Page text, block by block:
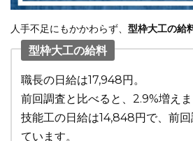
人手不足にもかかわらず、 型枠大工の給
型枠大工の給料
職長の日給は17,948円。
前回調査と比べると、2.9%増えま
技能工の日給は14,848円で、前回
ています。